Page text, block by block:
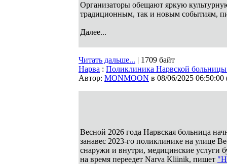
Организаторы обещают яркую
традиционным, так и новым событиям,
Далее...
Читать дальше... | 1709 байт
Нарва : Поликлиника Нарвской больницы
Автор: MONMOON в 08/06/2025 06:50:00
Весной 2026 года Нарвская больница
занавес 2023-го поликлинике на улице
снаружи и внутри, медицинские услуги
на время переедет Narva Kliinik, пишет